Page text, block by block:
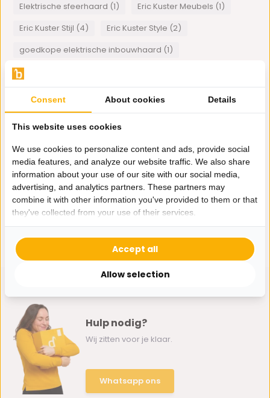
Elektrische sfeerhaard (1)
Eric Kuster Meubels (1)
Eric Kuster Stijl (4)
Eric Kuster Style (2)
goedkope elektrische inbouwhaard (1)
Hanglamp glazen bollen (1)
lamp met bollen (2)
lamp met bollen voet zilver (1)
maatwerk meubels (1)
Plexiglas art (1)
Showroom Bazaaronline (1)
Wanddecoratie (1)
Wandlampen in restaurants (1)
Hulp nodig?
Wij zitten voor je klaar.
Whatsapp ons
Consent About cookies Details
This website uses cookies
We use cookies to personalize content and ads, provide social
media features, and analyze our website traffic. We also share
information about your use of our site with our social media,
advertising, and analytics partners. These partners may
combine it with other information you've provided to them or that
they've collected from your use of their services.
Allow selection
Accept all